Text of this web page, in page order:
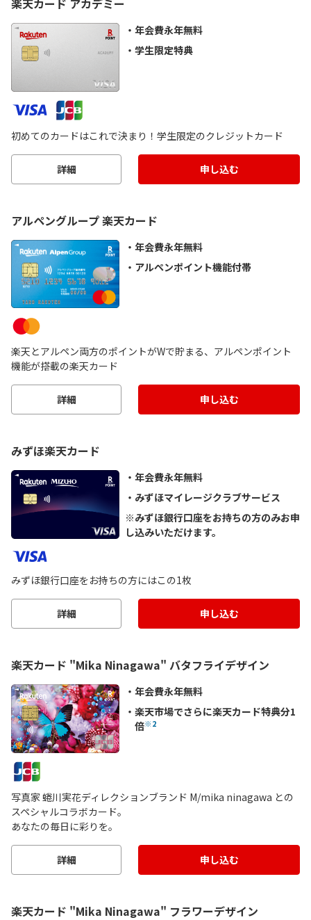
楽天カード アカデミー
年会費永年無料
学生限定特典
初めてのカードはこれで決まり！学生限定のクレジットカード
詳細 申し込む
アルペングループ 楽天カード
年会費永年無料
アルペンポイント機能付帯
楽天とアルペン両方のポイントがWで貯まる、アルペンポイント
機能が搭載の楽天カード
詳細 申し込む
みずほ楽天カード
年会費永年無料
みずほマイレージクラブサービス
※みずほ銀行口座をお持ちの方のみお申
し込みいただけます。
みずほ銀行口座をお持ちの方にはこの1枚
詳細 申し込む
楽天カード "Mika Ninagawa" バタフライデザイン
年会費永年無料
楽天市場でさらに楽天カード特典分1
倍※2
写真家 蜷川実花ディレクションブランド M/mika ninagawa との
スペシャルコラボカード。
あなたの毎日に彩りを。
詳細 申し込む
楽天カード "Mika Ninagawa" フラワーデザイン